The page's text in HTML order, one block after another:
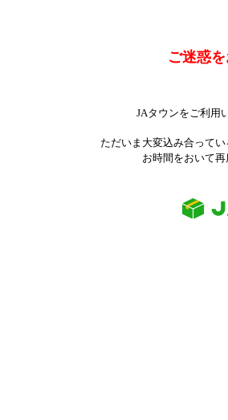
ご迷惑
JAタウンをご利用
ただいま大変込み合って
お時間をおいて